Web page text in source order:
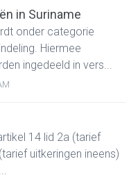
in Suriname
onder categorie
Hiermee
ingedeeld in vers...
14 lid 2a (tarief
uitkeringen ineens)